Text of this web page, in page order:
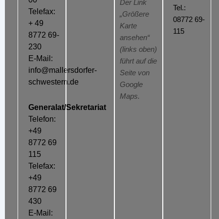
Telefax:
+ 49
8772 69-
230
E-Mail:
info@mallersdorfer-
schwestern.de
Generalat/Sekretariat
Telefon:
+49
8772 69
115
Telefax:
+49
8772 69
430
E-Mail:
Der Link
„Größere
Karte
ansehen“
(links oben)
führt auf die
Seite von
Google
Maps.
Tel.:
08772 69-
115